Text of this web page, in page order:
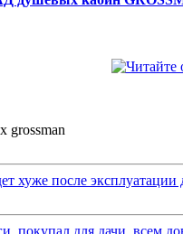
grossman
хуже после
покупал для дачи, всем